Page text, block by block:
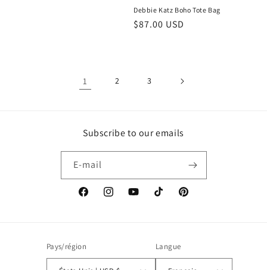
Debbie Katz Boho Tote Bag
Prix
$87.00 USD
1 2 3
Subscribe to our emails
E-mail
FacebookInstagramYouTubeTikTok Pinterest
Pays/région Langue